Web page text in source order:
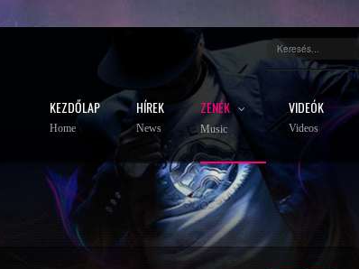
KEZDŐLAP
Home
HÍREK
News
ZENÉK
Music
VIDEÓK
Videos